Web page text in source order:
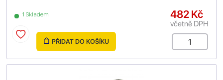
1 Skladem 482 Kč
včetně DPH
PŘIDAT DO KOŠÍKU